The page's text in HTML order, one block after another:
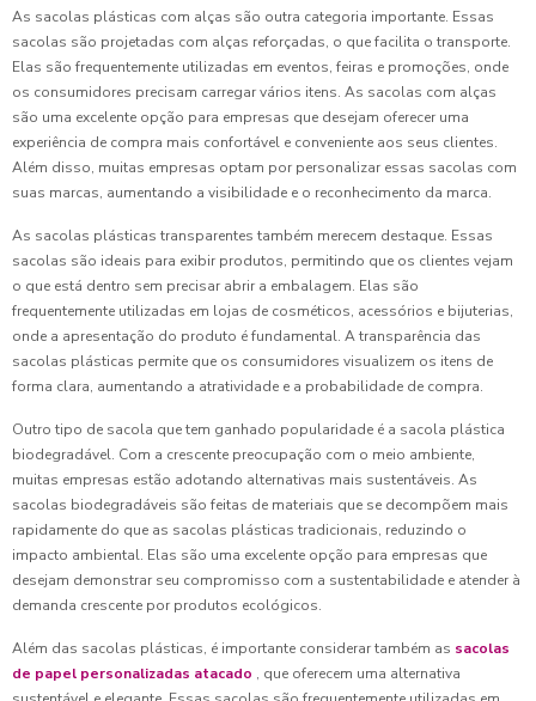
As sacolas plásticas com alças são outra categoria importante. Essas
sacolas são projetadas com alças reforçadas, o que facilita o transporte.
Elas são frequentemente utilizadas em eventos, feiras e promoções, onde
os consumidores precisam carregar vários itens. As sacolas com alças
são uma excelente opção para empresas que desejam oferecer uma
experiência de compra mais confortável e conveniente aos seus clientes.
Além disso, muitas empresas optam por personalizar essas sacolas com
suas marcas, aumentando a visibilidade e o reconhecimento da marca.
As sacolas plásticas transparentes também merecem destaque. Essas
sacolas são ideais para exibir produtos, permitindo que os clientes vejam
o que está dentro sem precisar abrir a embalagem. Elas são
frequentemente utilizadas em lojas de cosméticos, acessórios e bijuterias,
onde a apresentação do produto é fundamental. A transparência das
sacolas plásticas permite que os consumidores visualizem os itens de
forma clara, aumentando a atratividade e a probabilidade de compra.
Outro tipo de sacola que tem ganhado popularidade é a sacola plástica
biodegradável. Com a crescente preocupação com o meio ambiente,
muitas empresas estão adotando alternativas mais sustentáveis. As
sacolas biodegradáveis são feitas de materiais que se decompõem mais
rapidamente do que as sacolas plásticas tradicionais, reduzindo o
impacto ambiental. Elas são uma excelente opção para empresas que
desejam demonstrar seu compromisso com a sustentabilidade e atender à
demanda crescente por produtos ecológicos.
Além das sacolas plásticas, é importante considerar também as sacolas
de papel personalizadas atacado , que oferecem uma alternativa